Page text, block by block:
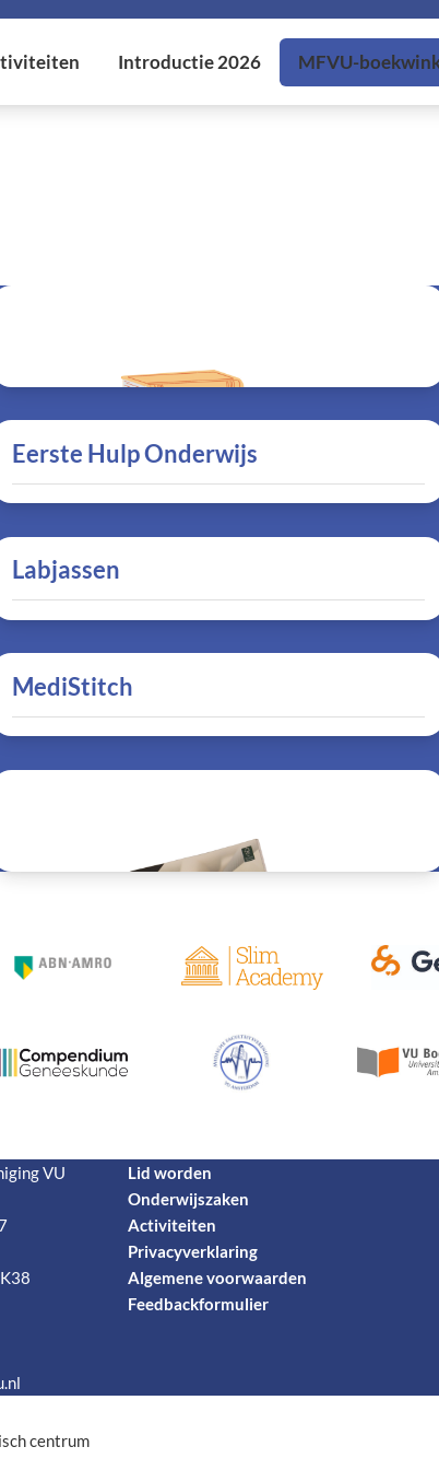
Eerste Hulp Onderwijs
Labjassen
MediStitch
VU
Lid worden
Onderwijszaken
Activiteiten
Privacyverklaring
Algemene voorwaarden
Feedbackformulier
centrum